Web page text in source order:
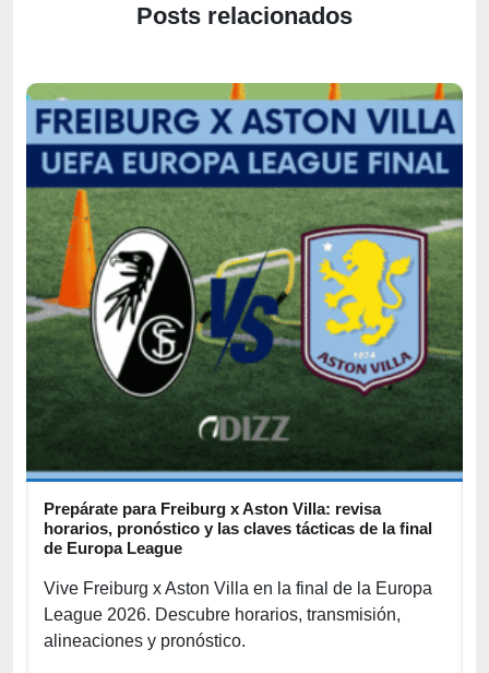
Posts relacionados
Prepárate para Freiburg x Aston Villa: revisa
horarios, pronóstico y las claves tácticas de la final
de Europa League
Vive Freiburg x Aston Villa en la final de la Europa
League 2026. Descubre horarios, transmisión,
alineaciones y pronóstico.